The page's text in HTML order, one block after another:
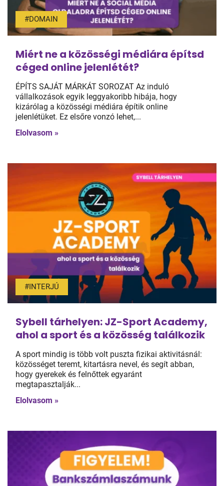
#DOMAIN
Miért ne a közösségi médiára építsd
céged online jelenlétét?
ÉPÍTS SAJÁT MÁRKÁT SOROZAT Az induló
vállalkozások egyik leggyakoribb hibája, hogy
kizárólag a közösségi médiára építik online
jelenlétüket. Ez elsőre vonzó lehet,...
Elolvasom »
#INTERJÚ
Sybell tárhelyen: JZ-Sport Academy,
ahol a sport és a közösség találkozik
A sport mindig is több volt puszta fizikai aktivitásnál:
közösséget teremt, kitartásra nevel, és segít abban,
hogy gyerekek és felnőttek egyaránt
megtapasztalják...
Elolvasom »